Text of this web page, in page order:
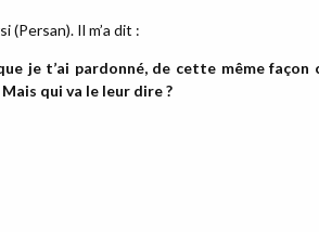
(Persan). Il m’a dit :
je t’ai pardonné, de cette même
qui va le leur dire ?